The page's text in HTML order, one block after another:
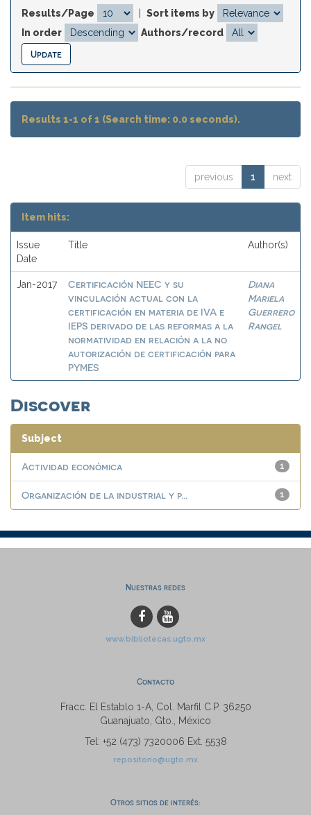
Results/Page
Sort items by
In order
Authors/record
Results 1-1 of 1 (Search time: 0.0 seconds).
previous 1 next
Item hits:
Issue
Date
Title Author(s)
Jan-2017
Certificación NEEC y su
vinculación actual con la
certificación en materia de IVA e
IEPS derivado de las reformas a la
normatividad en relación a la no
autorización de certificación para
PYMES
Diana
Mariela
Guerrero
Rangel
Discover
Subject
1
Actividad económica
1
Organización de la industrial y p...
Nuestras redes
www.bibliotecas.ugto.mx
Contacto
Fracc. El Establo 1-A, Col. Marfil C.P. 36250
Guanajuato, Gto., México
Tel: +52 (473) 7320006 Ext. 5538
repositorio@ugto.mx
Otros sitios de interés: